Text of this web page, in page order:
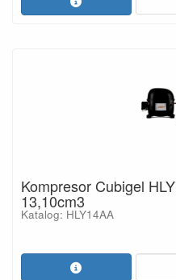
Kompresor Cubigel
13,10cm3
Katalog: HLY14AA